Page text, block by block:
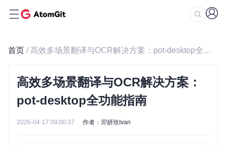
首页 / 高效多场景翻译与OCR解决方案：pot-desktop全功能指南
高效多场景翻译与OCR解决方案：
pot-desktop全功能指南
2026-04-17 09:00:37 作者：羿妍玫Ivan